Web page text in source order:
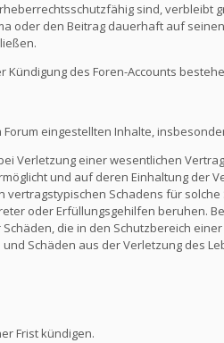
sind, verbleibt
oder den Beitrag dauerhaft auf
des Foren-Accounts
eingestellten Inhalte,
Verletzung einer wesentlichen
und auf deren Einhaltung der
Schadens für
oder Erfüllungsgehilfen beruhen.
die in den Schutzbereich
Schäden aus der Verletzung des
Frist kündigen.